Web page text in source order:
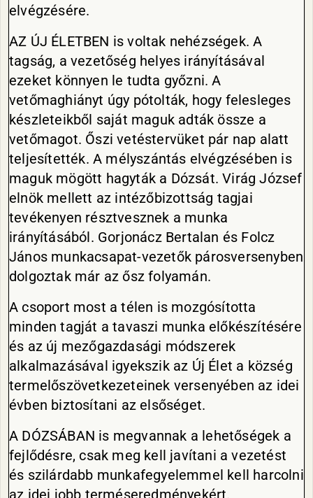
elvégzésére.
AZ ÚJ ÉLETBEN is voltak nehézségek. A
tagság, a vezetőség helyes irányításával
ezeket könnyen le tudta győzni. A
vetőmaghiányt úgy pótolták, hogy felesleges
készleteikből saját maguk adták össze a
vetőmagot. Őszi vetéstervüket pár nap alatt
teljesítették. A mélyszántás elvégzésében is
maguk mögött hagyták a Dózsát. Virág József
elnök mellett az intézőbizottság tagjai
tevékenyen résztvesznek a munka
irányításából. Gorjonácz Bertalan és Folcz
János munkacsapat-vezetők párosversenyben
dolgoztak már az ősz folyamán.
A csoport most a télen is mozgósította
minden tagját a tavaszi munka előkészítésére
és az új mezőgazdasági módszerek
alkalmazásával igyekszik az Új Élet a község
termelőszövetkezeteinek versenyében az idei
évben biztosítani az elsőséget.
A DÓZSÁBAN is megvannak a lehetőségek a
fejlődésre, csak meg kell javítani a vezetést
és szilárdabb munkafegyelemmel kell harcolni
az idei jobb terméseredményekért.